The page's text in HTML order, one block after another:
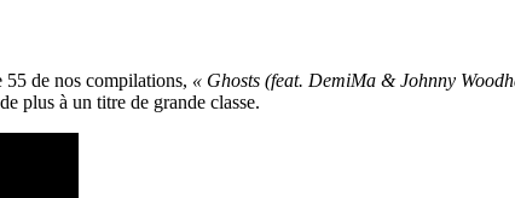
de nos compilations, « Ghosts (feat. DemiMa & Johnny
plus à un titre de grande classe.